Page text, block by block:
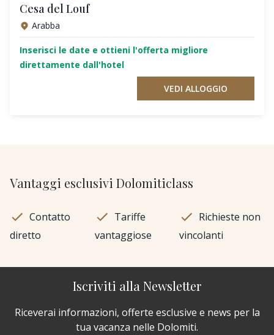
Cesa del Louf
Arabba
Inserisci le date e ottieni l'offerta migliore
direttamente dall'hotel
VEDI ALLOGGIO
Vantaggi esclusivi Dolomiticlass
Contatto
diretto
Tariffe
vantaggiose
Richieste non
vincolanti
Iscriviti alla Newsletter
Riceverai informazioni, offerte esclusive e news per la
tua vacanza nelle Dolomiti.